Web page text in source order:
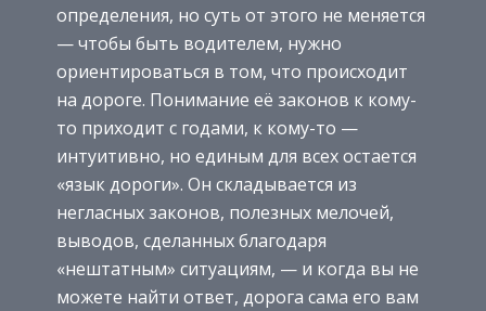
определения, но суть от этого не меняется
— чтобы быть водителем, нужно
ориентироваться в том, что происходит
на дороге. Понимание её законов к кому-
то приходит с годами, к кому-то —
интуитивно, но единым для всех остается
«язык дороги». Он складывается из
негласных законов, полезных мелочей,
выводов, сделанных благодаря
«нештатным» ситуациям, — и когда вы не
можете найти ответ, дорога сама его вам